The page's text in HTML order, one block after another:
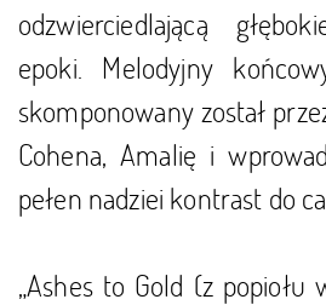
odzwierciedlającą
epoki. Melodyjny
skomponowany został
Cohena, Amalię i
pełen nadziei kontrast do
„Ashes to Gold (z popiołu